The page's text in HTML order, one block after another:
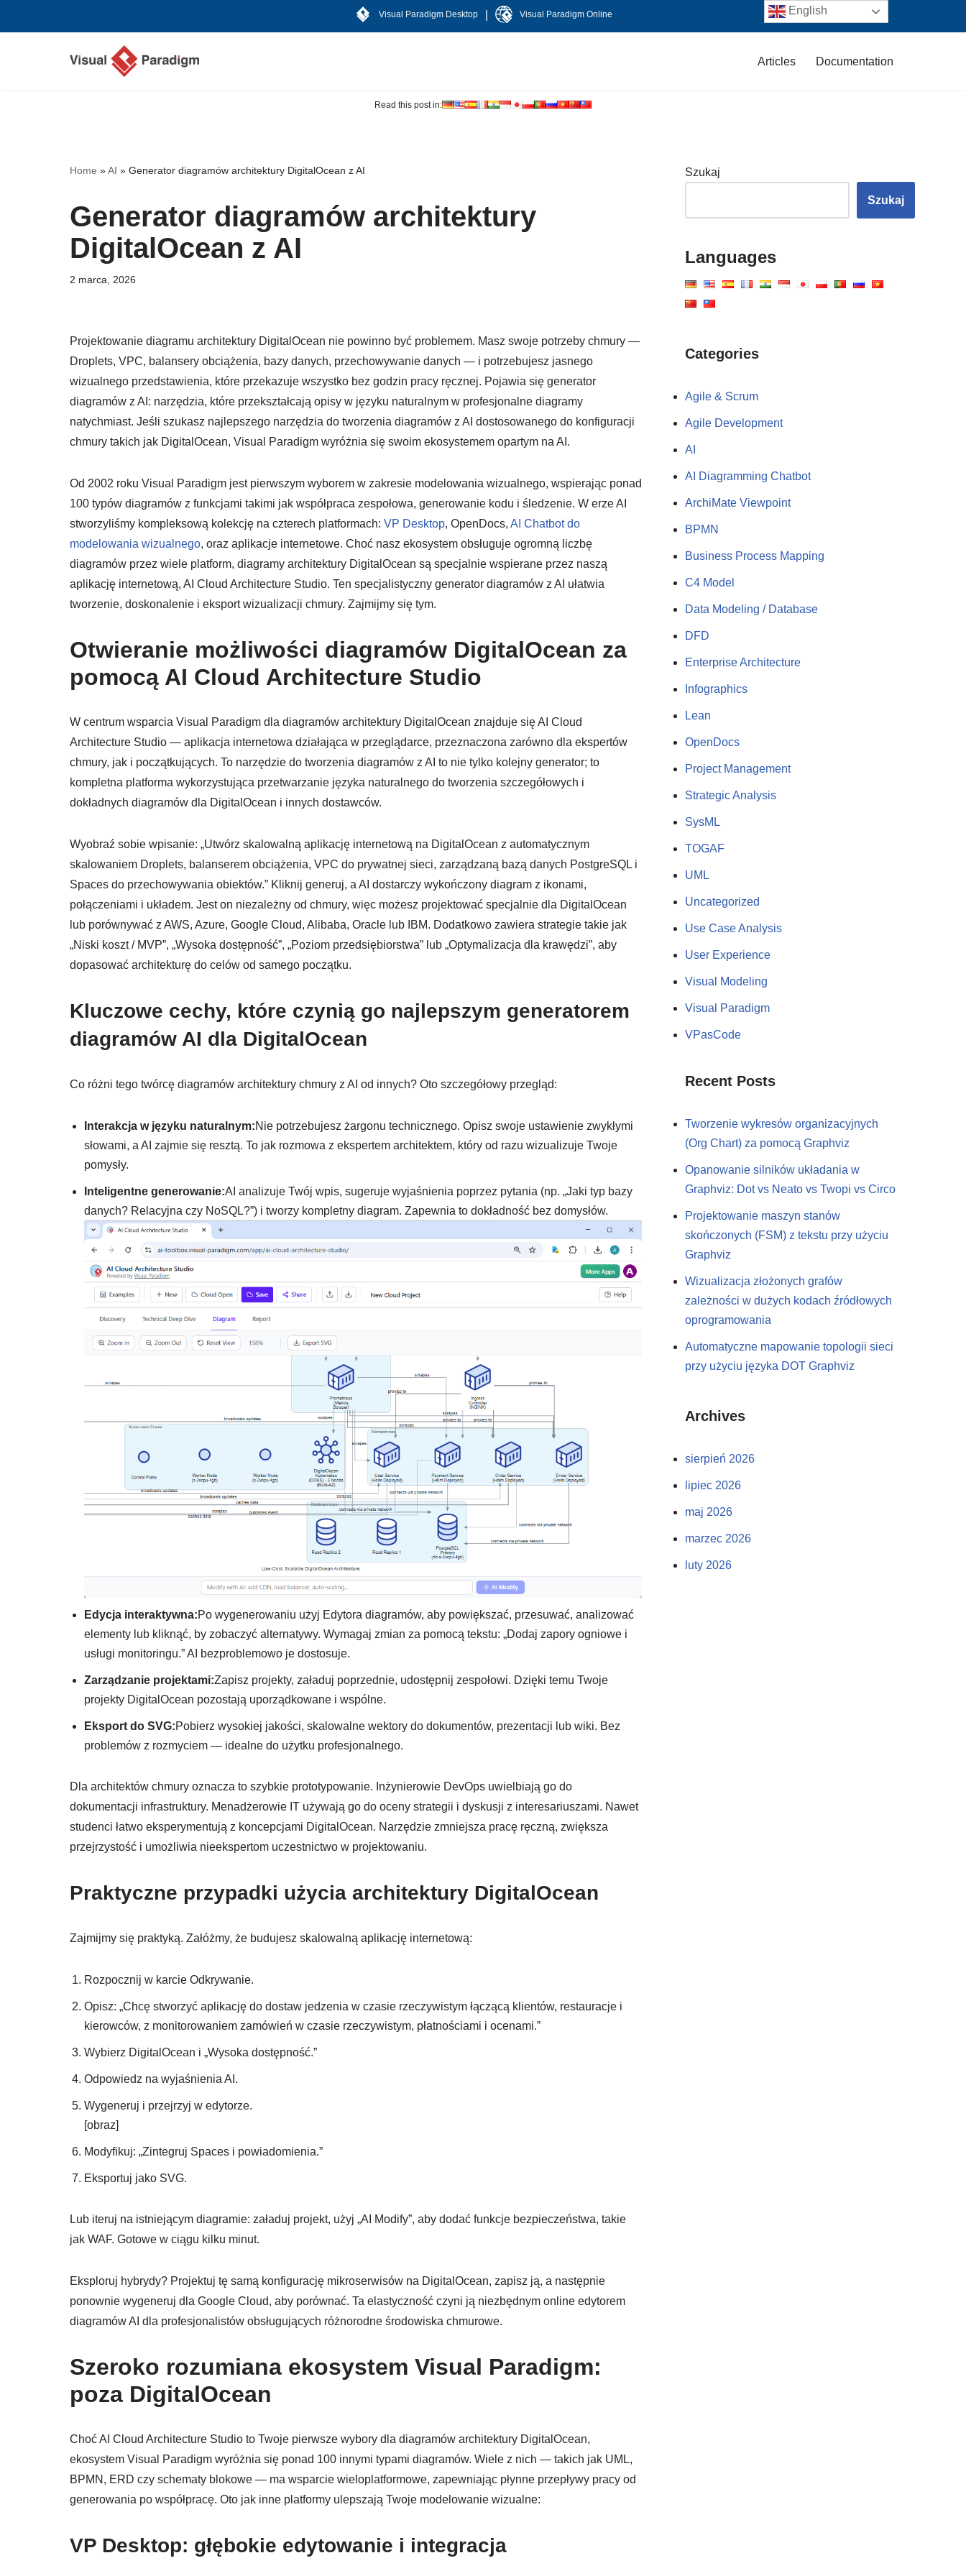
Visual Paradigm Desktop Visual Paradigm Online
Articles Documentation
Read this post in:
Home »AI » Generator diagramów architektury DigitalOcean z AI
Generator diagramów architektury
DigitalOcean z AI
2 marca, 2026
Projektowanie diagramu architektury DigitalOcean nie powinno być problemem. Masz swoje potrzeby chmury —
Droplets, VPC, balansery obciążenia, bazy danych, przechowywanie danych — i potrzebujesz jasnego
wizualnego przedstawienia, które przekazuje wszystko bez godzin pracy ręcznej. Pojawia się generator
diagramów z AI: narzędzia, które przekształcają opisy w języku naturalnym w profesjonalne diagramy
natychmiast. Jeśli szukasz najlepszego narzędzia do tworzenia diagramów z AI dostosowanego do konfiguracji
chmury takich jak DigitalOcean, Visual Paradigm wyróżnia się swoim ekosystemem opartym na AI.
Od 2002 roku Visual Paradigm jest pierwszym wyborem w zakresie modelowania wizualnego, wspierając ponad
100 typów diagramów z funkcjami takimi jak współpraca zespołowa, generowanie kodu i śledzenie. W erze AI
stworzyliśmy kompleksową kolekcję na czterech platformach: VP Desktop, OpenDocs, AI Chatbot do
modelowania wizualnego, oraz aplikacje internetowe. Choć nasz ekosystem obsługuje ogromną liczbę
diagramów przez wiele platform, diagramy architektury DigitalOcean są specjalnie wspierane przez naszą
aplikację internetową, AI Cloud Architecture Studio. Ten specjalistyczny generator diagramów z AI ułatwia
tworzenie, doskonalenie i eksport wizualizacji chmury. Zajmijmy się tym.
Otwieranie możliwości diagramów DigitalOcean za
pomocą AI Cloud Architecture Studio
W centrum wsparcia Visual Paradigm dla diagramów architektury DigitalOcean znajduje się AI Cloud
Architecture Studio — aplikacja internetowa działająca w przeglądarce, przeznaczona zarówno dla ekspertów
chmury, jak i początkujących. To narzędzie do tworzenia diagramów z AI to nie tylko kolejny generator; to
kompletna platforma wykorzystująca przetwarzanie języka naturalnego do tworzenia szczegółowych i
dokładnych diagramów dla DigitalOcean i innych dostawców.
Wyobraź sobie wpisanie: „Utwórz skalowalną aplikację internetową na DigitalOcean z automatycznym
skalowaniem Droplets, balanserem obciążenia, VPC do prywatnej sieci, zarządzaną bazą danych PostgreSQL i
Spaces do przechowywania obiektów.” Kliknij generuj, a AI dostarczy wykończony diagram z ikonami,
połączeniami i układem. Jest on niezależny od chmury, więc możesz projektować specjalnie dla DigitalOcean
lub porównywać z AWS, Azure, Google Cloud, Alibaba, Oracle lub IBM. Dodatkowo zawiera strategie takie jak
„Niski koszt / MVP”, „Wysoka dostępność”, „Poziom przedsiębiorstwa” lub „Optymalizacja dla krawędzi”, aby
dopasować architekturę do celów od samego początku.
Kluczowe cechy, które czynią go najlepszym generatorem
diagramów AI dla DigitalOcean
Co różni tego twórcę diagramów architektury chmury z AI od innych? Oto szczegółowy przegląd:
Interakcja w języku naturalnym:Nie potrzebujesz żargonu technicznego. Opisz swoje ustawienie zwykłymi
słowami, a AI zajmie się resztą. To jak rozmowa z ekspertem architektem, który od razu wizualizuje Twoje
pomysły.
Inteligentne generowanie:AI analizuje Twój wpis, sugeruje wyjaśnienia poprzez pytania (np. „Jaki typ bazy
danych? Relacyjna czy NoSQL?”) i tworzy kompletny diagram. Zapewnia to dokładność bez domysłów.
Edycja interaktywna:Po wygenerowaniu użyj Edytora diagramów, aby powiększać, przesuwać, analizować
elementy lub kliknąć, by zobaczyć alternatywy. Wymagaj zmian za pomocą tekstu: „Dodaj zapory ogniowe i
usługi monitoringu.” AI bezproblemowo je dostosuje.
Zarządzanie projektami:Zapisz projekty, załaduj poprzednie, udostępnij zespołowi. Dzięki temu Twoje
projekty DigitalOcean pozostają uporządkowane i wspólne.
Eksport do SVG:Pobierz wysokiej jakości, skalowalne wektory do dokumentów, prezentacji lub wiki. Bez
problemów z rozmyciem — idealne do użytku profesjonalnego.
Dla architektów chmury oznacza to szybkie prototypowanie. Inżynierowie DevOps uwielbiają go do
dokumentacji infrastruktury. Menadżerowie IT używają go do oceny strategii i dyskusji z interesariuszami. Nawet
studenci łatwo eksperymentują z koncepcjami DigitalOcean. Narzędzie zmniejsza pracę ręczną, zwiększa
przejrzystość i umożliwia nieekspertom uczestnictwo w projektowaniu.
Praktyczne przypadki użycia architektury DigitalOcean
Zajmijmy się praktyką. Załóżmy, że budujesz skalowalną aplikację internetową:
Rozpocznij w karcie Odkrywanie.
Opisz: „Chcę stworzyć aplikację do dostaw jedzenia w czasie rzeczywistym łączącą klientów, restauracje i
kierowców, z monitorowaniem zamówień w czasie rzeczywistym, płatnościami i ocenami.”
Wybierz DigitalOcean i „Wysoka dostępność.”
Odpowiedz na wyjaśnienia AI.
Wygeneruj i przejrzyj w edytorze.
[obraz]
Modyfikuj: „Zintegruj Spaces i powiadomienia.”
Eksportuj jako SVG.
Lub iteruj na istniejącym diagramie: załaduj projekt, użyj „AI Modify”, aby dodać funkcje bezpieczeństwa, takie
jak WAF. Gotowe w ciągu kilku minut.
Eksploruj hybrydy? Projektuj tę samą konfigurację mikroserwisów na DigitalOcean, zapisz ją, a następnie
ponownie wygeneruj dla Google Cloud, aby porównać. Ta elastyczność czyni ją niezbędnym online edytorem
diagramów AI dla profesjonalistów obsługujących różnorodne środowiska chmurowe.
Szeroko rozumiana ekosystem Visual Paradigm:
poza DigitalOcean
Choć AI Cloud Architecture Studio to Twoje pierwsze wybory dla diagramów architektury DigitalOcean,
ekosystem Visual Paradigm wyróżnia się ponad 100 innymi typami diagramów. Wiele z nich — takich jak UML,
BPMN, ERD czy schematy blokowe — ma wsparcie wieloplatformowe, zapewniając płynne przepływy pracy od
generowania po współpracę. Oto jak inne platformy ulepszają Twoje modelowanie wizualne:
VP Desktop: głębokie edytowanie i integracja
Szukaj
Szukaj
Languages
Categories
Agile & Scrum
Agile Development
AI
AI Diagramming Chatbot
ArchiMate Viewpoint
BPMN
Business Process Mapping
C4 Model
Data Modeling / Database
DFD
Enterprise Architecture
Infographics
Lean
OpenDocs
Project Management
Strategic Analysis
SysML
TOGAF
UML
Uncategorized
Use Case Analysis
User Experience
Visual Modeling
Visual Paradigm
VPasCode
Recent Posts
Tworzenie wykresów organizacyjnych
(Org Chart) za pomocą Graphviz
Opanowanie silników układania w
Graphviz: Dot vs Neato vs Twopi vs Circo
Projektowanie maszyn stanów
skończonych (FSM) z tekstu przy użyciu
Graphviz
Wizualizacja złożonych grafów
zależności w dużych kodach źródłowych
oprogramowania
Automatyczne mapowanie topologii sieci
przy użyciu języka DOT Graphviz
Archives
sierpień 2026
lipiec 2026
maj 2026
marzec 2026
luty 2026
English